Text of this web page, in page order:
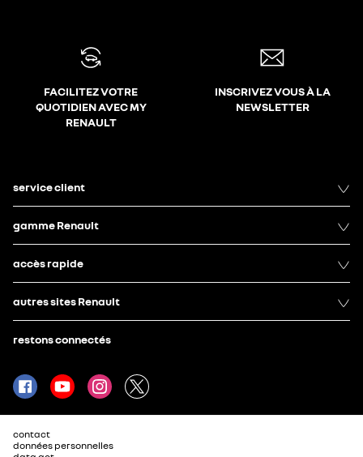
FACILITEZ VOTRE
QUOTIDIEN AVEC MY
RENAULT
INSCRIVEZ VOUS À LA
NEWSLETTER
service client
gamme Renault
accès rapide
autres sites Renault
restons connectés
contact
données personnelles